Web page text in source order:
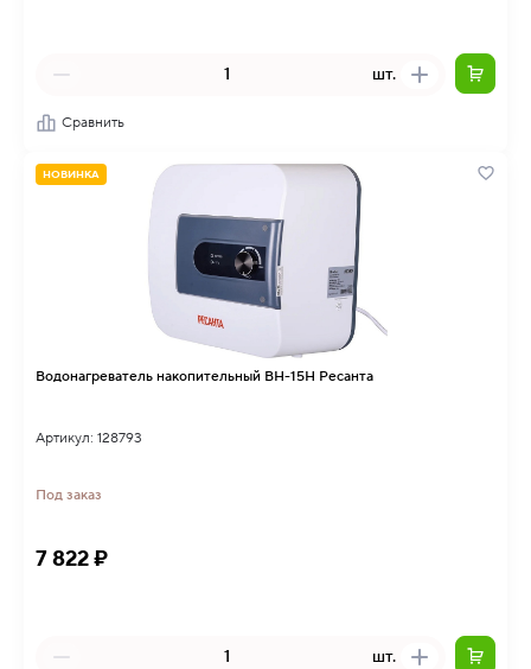
шт.
Сравнить
НОВИНКА
Водонагреватель накопительный ВН-15Н Ресанта
Артикул: 128793
Под заказ
7 822 ₽
шт.